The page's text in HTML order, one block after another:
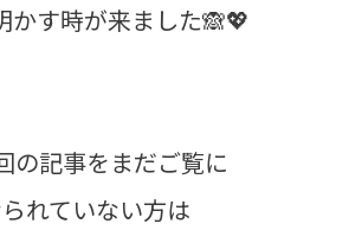
かす時が来ました🙈💖
の記事をまだご覧に
れていない方は